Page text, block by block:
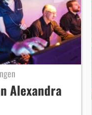
Alexandra